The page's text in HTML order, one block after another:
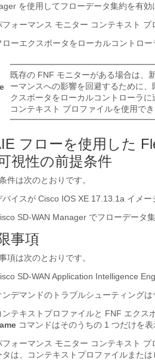
を使用してフローデータ集約を有効
フォーマンス モニター コンテキスト プ
ローエクスポータをローカルコントロー
既存の FNF モニターがある場合は、
ーマンスへの影響を回避するために
クスポータをローカルコントローラ
コンテキスト プロファイルを使用でき
フローを使用した
視性の前提条件
件は次のとおりです。
バイスが Cisco IOS XE 17.13.1a イメー
SD-WAN Manager でフローデータ
事項
項は次のとおりです。
SD-WAN Application Intelligence
ンデマンドのトラブルシューティングは
ンテキストプロファイルと FNF エクス
コマンドはそのうちの 1 つだけを表
フォーマンス モニター コンテキスト
タは、コンテキストプロファイルまた